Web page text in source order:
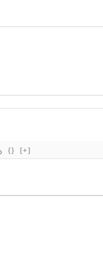
{} [+]